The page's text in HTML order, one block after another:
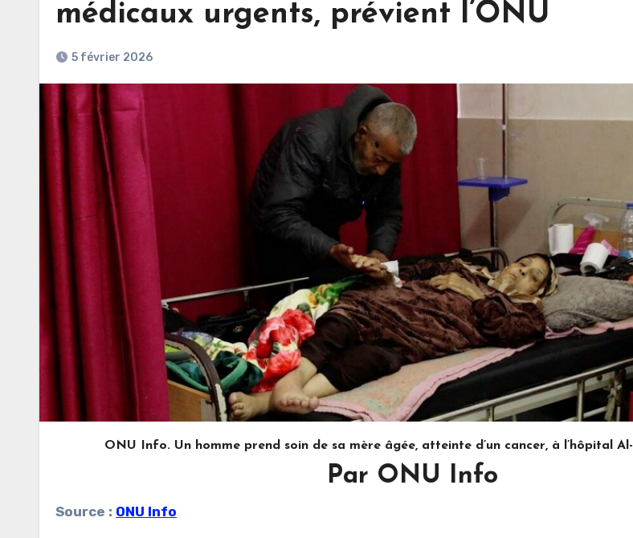
médicaux urgents, prévient l’ONU
5 février 2026
ONU Info. Un homme prend soin de sa mère âgée, atteinte d’un cancer, à l’hôpital
Par ONU Info
Source : ONU Info